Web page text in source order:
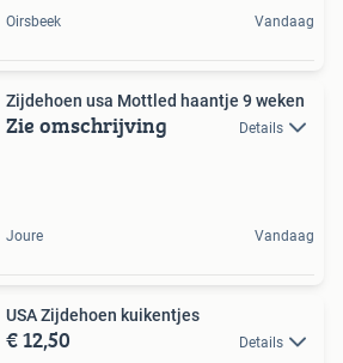
Oirsbeek Vandaag
Zijdehoen usa Mottled haantje 9 weken
Zie omschrijving Details
Joure Vandaag
USA Zijdehoen kuikentjes
€ 12,50 Details